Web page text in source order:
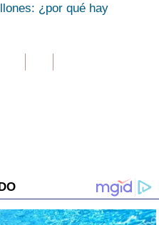
¿por qué hay